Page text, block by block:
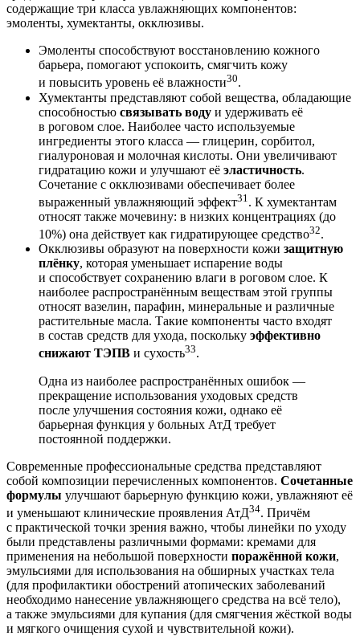
содержащие три класса увлажняющих компонентов:
эмоленты, хумектанты, окклюзивы.
Эмоленты способствуют восстано­влению кожного
барьера, помогают успокоить, смягчить кожу
и повысить уровень её влажности30.
Хумектанты представляют собой вещества, обладающие
способностью связывать воду и удерживать её
в роговом слое. Наиболее часто используемые
ингредиенты этого класса — глицерин, сорбитол,
гиалуроновая и молочная кислоты. Они увеличивают
гидратацию кожи и улучшают её эластичность.
Сочетание с окклюзивами обеспечивает более
выраженный увлажняющий эффект31 . К хумектантам
относят также мочевину: в низких концентрациях (до
10%) она действует как гидратирующее средство32.
Окклюзивы образуют на поверхности кожи защитную
плёнку, которая уменьшает испарение воды
и способствует сохранению влаги в роговом слое. К
наиболее распространённым веществам этой группы
относят вазелин, парафин, минеральные и различные
растительные масла. Такие компоненты часто входят
в состав средств для ухода, поскольку эффективно
снижают ТЭПВ и сухость33.
Одна из наиболее распространённых ошибок —
прекращение использования уходовых средств
после улучшения состояния кожи, однако её
барьерная функция у больных АтД требует
постоянной поддержки.
Современные профессиональные средства представляют
собой композиции перечисленных компонентов. Сочетанные
формулы улучшают барьерную функцию кожи, увлажняют её
и уменьшают клинические проявления АтД34. Причём
с практической точки зрения важно, чтобы линейки по уходу
были представлены различными формами: кремами для
применения на небольшой поверхности поражённой кожи,
эмульсиями для использования на обширных участках тела
(для профилактики обострений атопических заболеваний
необходимо нанесение увлажняющего средства на всё тело),
а также эмульсиями для купания (для смягчения жёсткой воды
и мягкого очищения сухой и чувствительной кожи).